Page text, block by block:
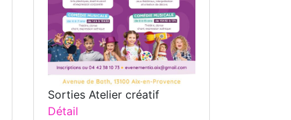
Sorties Atelier créatif
Détail